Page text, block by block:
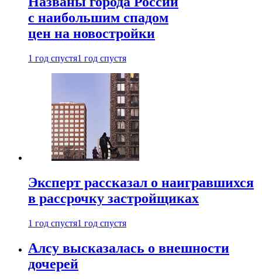
с наибольшим спадом
цен на новостройки
1 год спустя1 год спустя
Эксперт рассказал о наигравшихся
в рассрочку застройщиках
1 год спустя1 год спустя
Алсу высказалась о внешности
дочерей